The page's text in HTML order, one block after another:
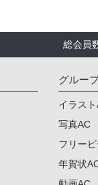
総会員
グルー
イラス
写真AC
フリー
年賀状